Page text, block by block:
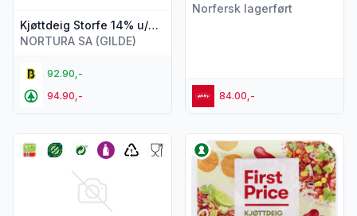
Kjøttdeig Storfe 14% u/Salt&Vann 400g Gilde
NORTURA SA (GILDE)
92.90,-
94.90,-
Norfersk lagerført
84.00,-
Vis flere detaljer for produktet "Gilde Kjøttdeig uten Salt
Vis flere detaljer for